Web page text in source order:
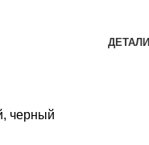
ДЕТАЛИ
, черный